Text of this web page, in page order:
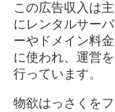
この広告収入は主
にレンタルサーバ
ーやドメイン料金
に使われ、運営を
行っています。
物欲はっさくをフ